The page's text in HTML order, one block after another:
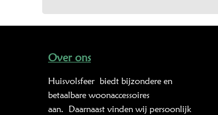
Over ons
Huisvolsfeer biedt bijzondere en
betaalbare woonaccessoires
aan. Daarnaast vinden wij persoonlijk